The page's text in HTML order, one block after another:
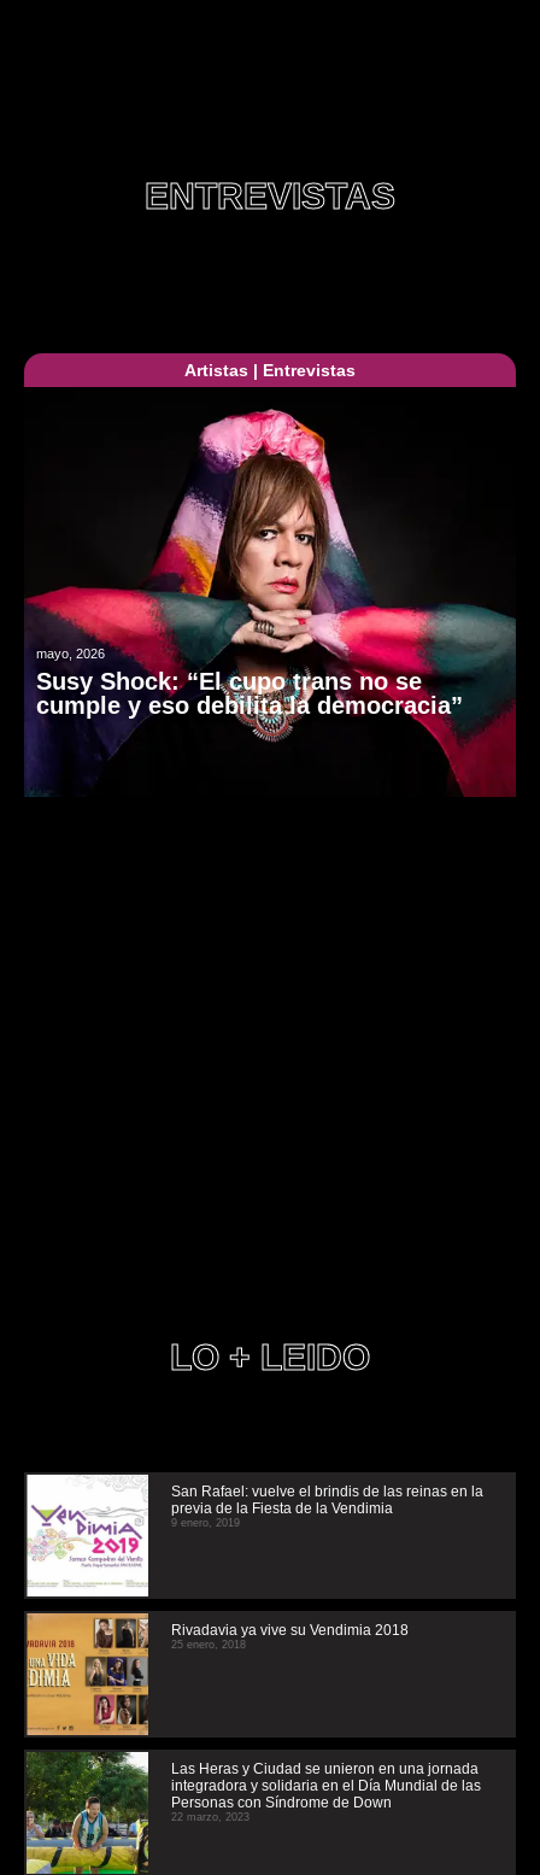
ENTREVISTAS
Artistas | Entrevistas
mayo, 2026
Susy Shock: “El cupo trans no se
cumple y eso debilita la democracia”
LO + LEIDO
San Rafael: vuelve el brindis de las reinas en la
previa de la Fiesta de la Vendimia
9 enero, 2019
Rivadavia ya vive su Vendimia 2018
25 enero, 2018
Las Heras y Ciudad se unieron en una jornada
integradora y solidaria en el Día Mundial de las
Personas con Síndrome de Down
22 marzo, 2023